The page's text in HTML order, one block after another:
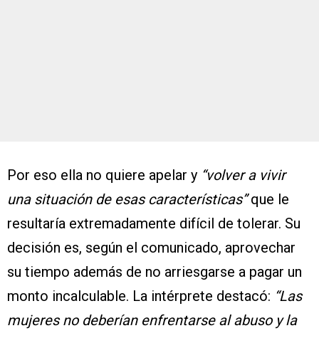
Por eso ella no quiere apelar y “volver a vivir
una situación de esas características”que le
resultaría extremadamente difícil de tolerar. Su
decisión es, según el comunicado, aprovechar
su tiempo además de no arriesgarse a pagar un
monto incalculable. La intérprete destacó: “Las
mujeres no deberían enfrentarse al abuso y la